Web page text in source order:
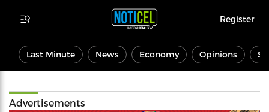
Register
Last Minute News Economy Opinions
Advertisements